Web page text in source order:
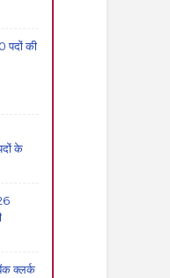
पदों की
के
क्लर्क